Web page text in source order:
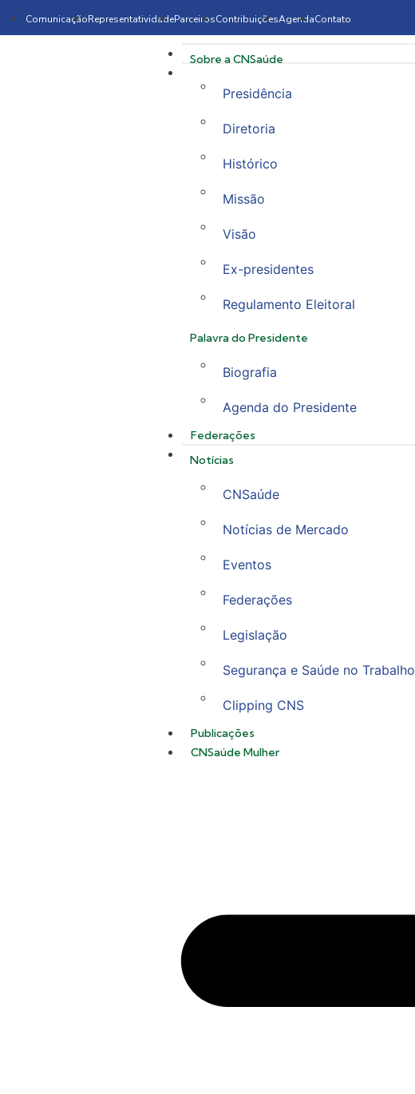
ComunicaçãoRepresentatividadeParceirosContribuiçõesAgendaContato
Sobre a CNSaúde
Presidência
Diretoria
Histórico
Missão
Visão
Ex-presidentes
Regulamento Eleitoral
Palavra do Presidente
Biografia
Agenda do Presidente
Federações
Notícias
CNSaúde
Notícias de Mercado
Eventos
Federações
Legislação
Segurança e Saúde no Trabalho
Clipping CNS
Publicações
CNSaúde Mulher